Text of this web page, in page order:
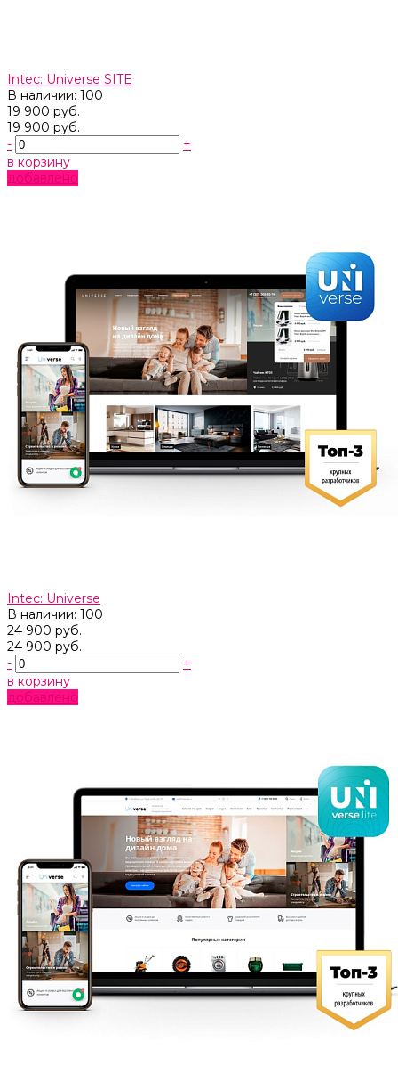
Intec: Universe SITE
В наличии: 100
19 900 руб.
19 900 руб.
-
+
в корзину
добавлено
Intec: Universe
В наличии: 100
24 900 руб.
24 900 руб.
-
+
в корзину
добавлено